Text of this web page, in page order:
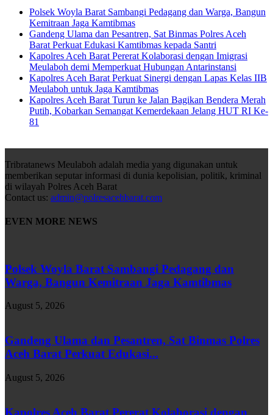
Polsek Woyla Barat Sambangi Pedagang dan Warga, Bangun
Kemitraan Jaga Kamtibmas
Gandeng Ulama dan Pesantren, Sat Binmas Polres Aceh
Barat Perkuat Edukasi Kamtibmas kepada Santri
Kapolres Aceh Barat Pererat Kolaborasi dengan Imigrasi
Meulaboh demi Memperkuat Hubungan Antarinstansi
Kapolres Aceh Barat Perkuat Sinergi dengan Lapas Kelas IIB
Meulaboh untuk Jaga Kamtibmas
Kapolres Aceh Barat Turun ke Jalan Bagikan Bendera Merah
Putih, Kobarkan Semangat Kemerdekaan Jelang HUT RI Ke-
81
Tribratanews Meulaboh adalah media yang digunakan untuk
memberikan seputar informasi di dunia kepolisian, politik, kriminal
di wilayah Polres Aceh Barat
Contact us: admin@polresacehbarat.com
EVEN MORE NEWS
Polsek Woyla Barat Sambangi Pedagang dan
Warga, Bangun Kemitraan Jaga Kamtibmas
August 5, 2026
Gandeng Ulama dan Pesantren, Sat Binmas Polres
Aceh Barat Perkuat Edukasi...
August 5, 2026
Kapolres Aceh Barat Pererat Kolaborasi dengan